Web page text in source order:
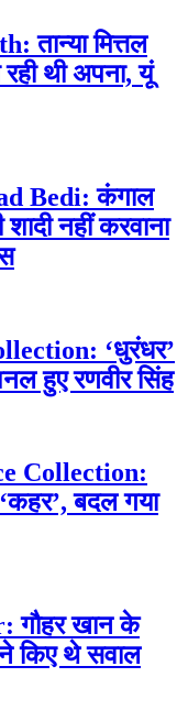
मित्तल
थी अपना, यूं
Bedi: कंगाल
नहीं करवाना
‘धुरंधर’
हुए रणवीर सिंह
Collection:
बदल गया
गौहर खान के
किए थे सवाल